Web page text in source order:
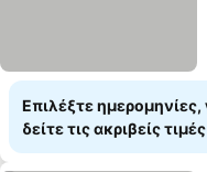
Επιλέξτε ημερομηνίες,
δείτε τις ακριβείς τιμές